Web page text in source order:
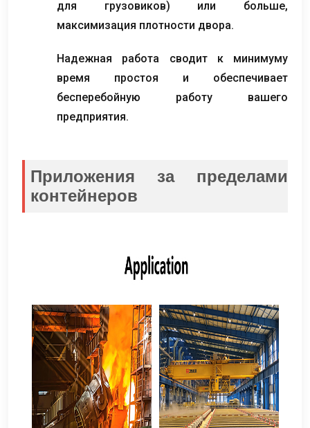
для грузовиков) или больше,
максимизация плотности двора.
Надежная работа сводит к минимуму
время простоя и обеспечивает
бесперебойную работу вашего
предприятия.
Приложения за пределами
контейнеров